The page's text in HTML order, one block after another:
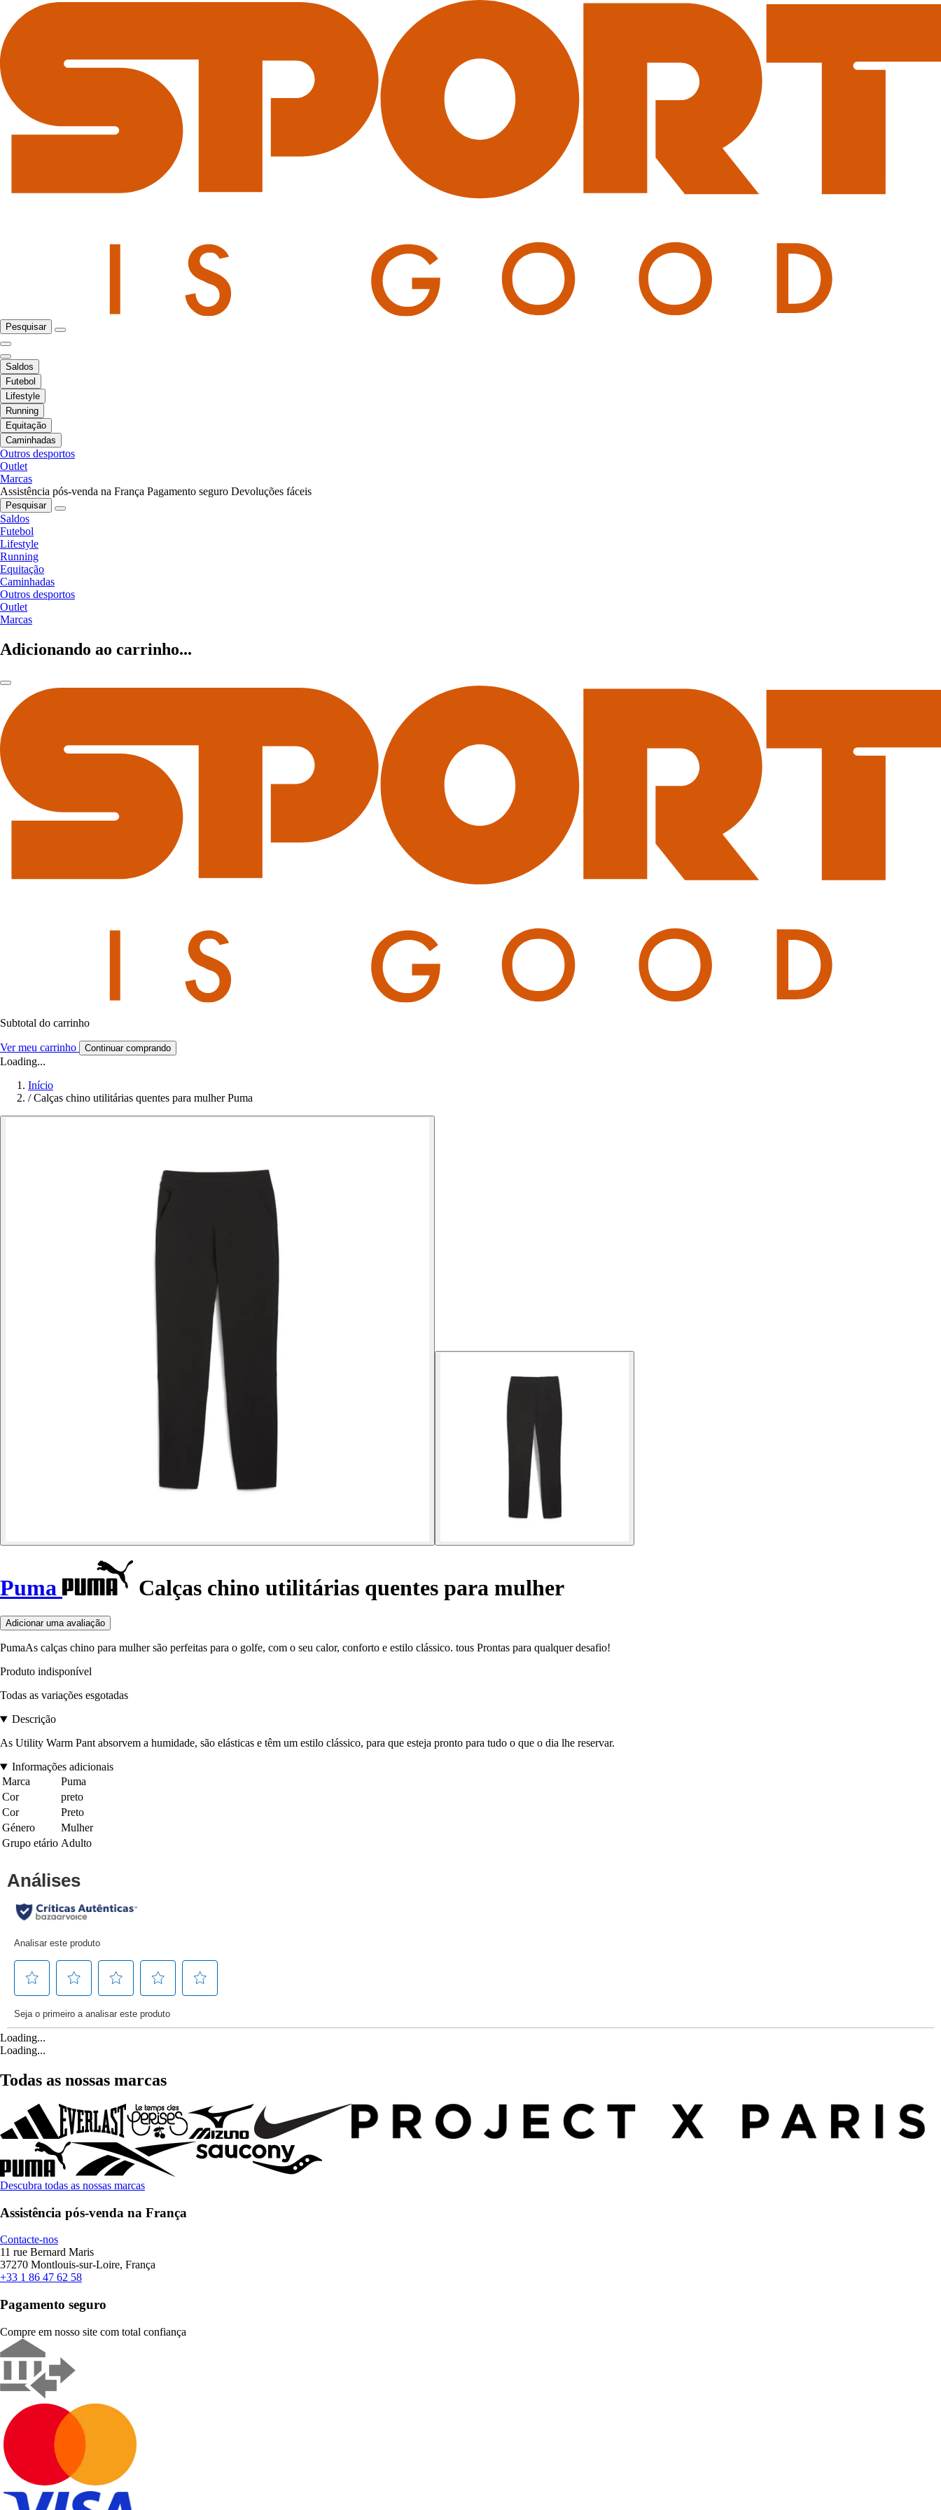
Pesquisar
Saldos
Futebol
Lifestyle
Running
Equitação
Caminhadas
Outros desportos
Outlet
Marcas
Assistência pós-venda na França Pagamento seguro Devoluções fáceis
Pesquisar
Saldos
Futebol
Lifestyle
Running
Equitação
Caminhadas
Outros desportos
Outlet
Marcas
Adicionando ao carrinho...
Subtotal do carrinho
Ver meu carrinho Continuar comprando
Loading...
Início
/ Calças chino utilitárias quentes para mulher Puma
Puma Calças chino utilitárias quentes para mulher
Adicionar uma avaliação
PumaAs calças chino para mulher são perfeitas para o golfe, com o seu calor, conforto e estilo clássico. tous Prontas para qualquer desafio!
Produto indisponível
Todas as variações esgotadas
Descrição
As Utility Warm Pant absorvem a humidade, são elásticas e têm um estilo clássico, para que esteja pronto para tudo o que o dia lhe reservar.
Informações adicionais
Marca
Puma
Cor
preto
Cor
Preto
Género
Mulher
Grupo etário Adulto
Loading...
Loading...
Todas as nossas marcas
Descubra todas as nossas marcas
Assistência pós-venda na França
Contacte-nos
11 rue Bernard Maris
37270 Montlouis-sur-Loire, França
+33 1 86 47 62 58
Pagamento seguro
Compre em nosso site com total confiança